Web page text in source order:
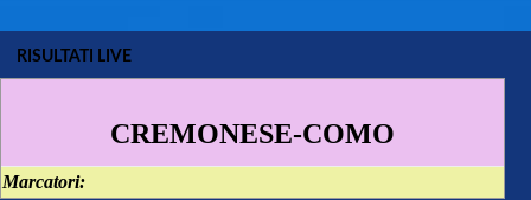
RISULTATI LIVE
CREMONESE-COMO
Marcatori: